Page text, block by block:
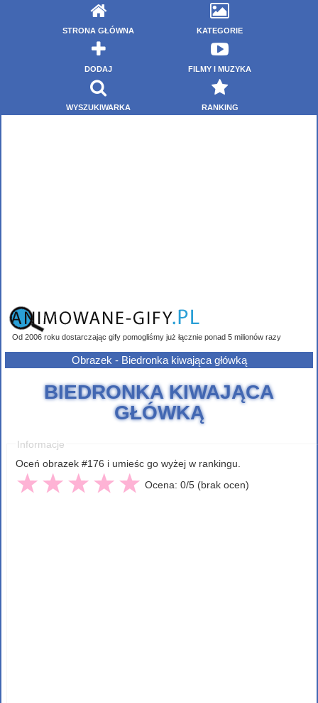
STRONA GŁÓWNA KATEGORIE
DODAJ FILMY I MUZYKA
WYSZUKIWARKA RANKING
Od 2006 roku dostarczając gify pomogliśmy już łącznie ponad 5 milionów razy
Obrazek - Biedronka kiwająca główką
BIEDRONKA KIWAJĄCA
GŁÓWKĄ
Informacje
Oceń obrazek #176 i umieśc go wyżej w rankingu.
Ocena: 0/5 (brak ocen)